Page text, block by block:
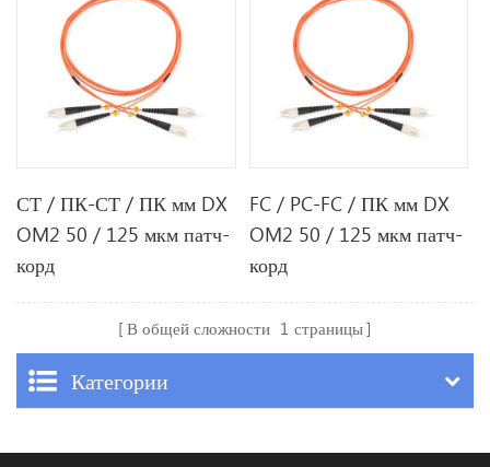
СТ / ПК-СТ / ПК мм DX
OM2 50 / 125 мкм патч-
корд
FC / PC-FC / ПК мм DX
OM2 50 / 125 мкм патч-
корд
В общей сложности 1 страницы
Категории